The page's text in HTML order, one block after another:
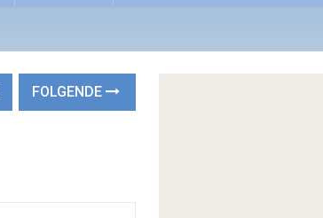
FOLGENDE